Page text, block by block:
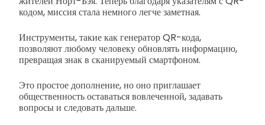
кодом, миссия стала немного легче заметная.
Инструменты, такие как генератор QR-кода,
позволяют любому человеку обновлять информацию,
превращая знак в сканируемый смартфоном.
Это простое дополнение, но оно приглашает
общественность оставаться вовлеченной, задавать
вопросы и следовать дальше.